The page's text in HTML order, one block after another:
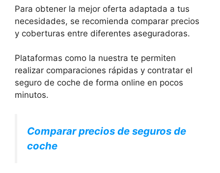
Para obtener la mejor oferta adaptada a tus
necesidades, se recomienda comparar precios
y coberturas entre diferentes aseguradoras.
Plataformas como la nuestra te permiten
realizar comparaciones rápidas y contratar el
seguro de coche de forma online en pocos
minutos.
Comparar precios de seguros de
coche